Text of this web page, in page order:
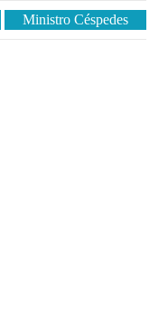
Ministro Céspedes